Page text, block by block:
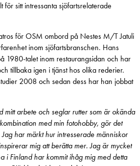
för sitt intressanta sjöfartsrelaterade
för OSM ombord på Nestes M/T Jatuli
inom sjöfartsbranschen. Hans
1980-talet inom restaurangsidan och har
tillbaka igen i tjänst hos olika rederier.
2008 och sedan dess har han jobbat
mitt arbete och seglar rutter som är okända
med min fotohobby, gör det
har märkt hur intresserade människor
mig att berätta mer. Jag är mycket
i Finland har kommit ihåg mig med detta